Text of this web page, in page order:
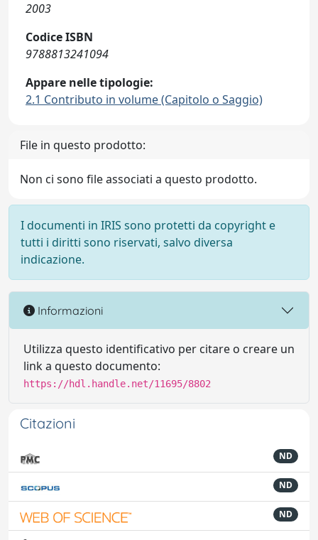
2003
Codice ISBN
9788813241094
Appare nelle tipologie:
2.1 Contributo in volume (Capitolo o Saggio)
File in questo prodotto:
Non ci sono file associati a questo prodotto.
I documenti in IRIS sono protetti da copyright e
tutti i diritti sono riservati, salvo diversa
indicazione.
Informazioni
Utilizza questo identificativo per citare o creare un
link a questo documento:
https://hdl.handle.net/11695/8802
Citazioni
ND
ND
ND